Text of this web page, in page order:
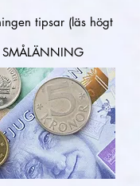
tipsar (läs högt